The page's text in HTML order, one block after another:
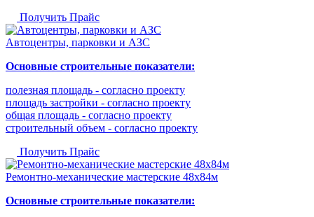
Получить Прайс
Автоцентры, парковки и АЗС
Основные строительные показатели:
полезная площадь - согласно проекту
площадь застройки - согласно проекту
общая площадь - согласно проекту
строительный объем - согласно проекту
Получить Прайс
Ремонтно-механические мастерские 48х84м
Основные строительные показатели: